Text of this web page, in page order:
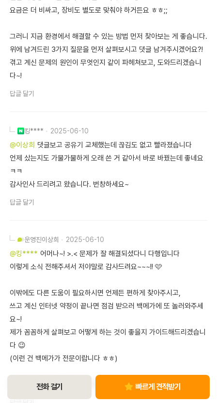
요금은 더 비싸고, 장비도 별도로 맞춰야 하거든요 ㅎㅎ;;
그러니 지금 환경에서 해결할 수 있는 방법 먼저 찾아보는 게 좋습니다.
위에 남겨드린 3가지 질문을 먼저 살펴보시고 댓글 남겨주시겠어요?!
겪고 계신 문제의 원인이 무엇인지 같이 파헤쳐보고, 도와드리겠습니
다~!
답글 달기
킹**** 2025-06-10
@이상희 댓글보고 공유기 교체했는데 끊김도 없고 빨라졌습니다
언제 샀는지도 가물가물하게 오래 쓴 거 같아서 바로 바꿨는데 좋네요
ㅋㅋ
감사인사 드리려고 왔습니다. 번창하세요~
답글 달기
운영진이상희 2025-06-10
@킹**** 어머나~! >.< 문제가 잘 해결되셨다니 다행입니다
이렇게 소식 전해주셔서 저야말로 감사드려요~~~!! 🩷
이밖에도 다른 도움이 필요하시면 언제든 편하게 찾아주시고,
쓰고 계신 인터넷 약정이 끝나면 점검 받으러 백메가에 또 놀러와주세
요~!
제가 꼼꼼하게 살펴보고 어떻게 하는 것이 좋을지 가이드해드리겠습니
다 😉
(이런 건 백메가가 전문이랍니다 ㅎㅎ)
좋은 하루 되세요~ 감사합니다 ♥️
전화 걸기 빠르게 견적받기